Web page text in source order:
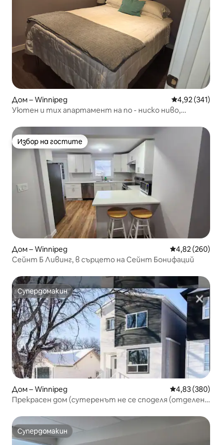
Дом – Winnipeg Средна
4,92 (341)
Уютен и тих апартамент на по - ниско ниво,
Избор на гостите
Избор на гостите
Дом – Winnipeg Средна
4,82 (260)
Сейнт Б Ливинг, в сърцето на Сейнт Бонифаций
Супердомакин
Супердомакин
Дом – Winnipeg Средна
4,83 (380)
Прекрасен дом (сутеренът не се споделя (отделен
Супердомакин
Супердомакин